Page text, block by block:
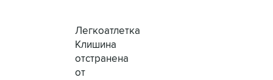
Легкоатлетка
Клишина
отстранена
от